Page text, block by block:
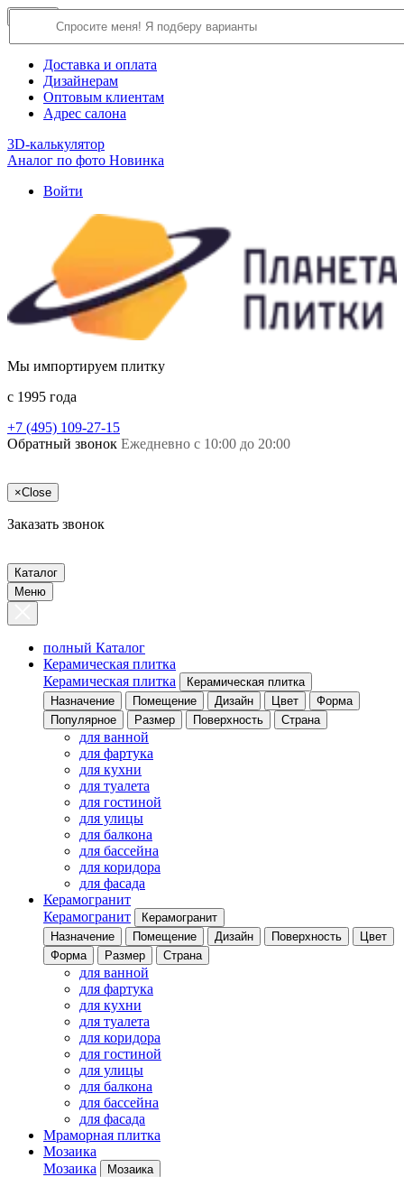
О компании
Доставка и оплата
Дизайнерам
Оптовым клиентам
Адрес салона
3D-калькулятор
Аналог по фото Новинка
Войти
Мы импортируем плитку
c 1995 года
+7 (495) 109-27-15
Обратный звонок Ежедневно с 10:00 до 20:00
×Close
Заказать звонок
Каталог
Меню
полный Каталог
Керамическая плитка
Керамическая плитка
Керамическая плитка
Назначение
Помещение Дизайн Цвет
Форма
Популярное
Размер Поверхность Страна
для ванной
для фартука
для кухни
для туалета
для гостиной
для улицы
для балкона
для бассейна
для коридора
для фасада
Керамогранит
Керамогранит
Керамогранит
Назначение
Помещение Дизайн Поверхность
Цвет
Форма
Размер Страна
для ванной
для фартука
для кухни
для туалета
для коридора
для гостиной
для улицы
для балкона
для бассейна
для фасада
Мраморная плитка
Мозаика
Мозаика
Мозаика